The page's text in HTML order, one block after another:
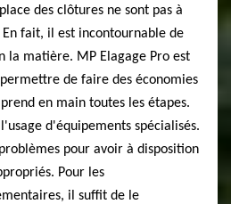
des clôtures ne sont pas à
fait, il est incontournable de
la matière. MP Elagage Pro est
de faire des économies
en main toutes les étapes.
d'équipements spécialisés.
pour avoir à disposition
Pour les
il suffit de le